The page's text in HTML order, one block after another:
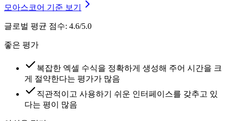
모아스코어 기준 보기
글로벌 평균 점수: 4.6/5.0
좋은 평가
복잡한 엑셀 수식을 정확하게 생성해 주어 시간을 크
게 절약한다는 평가가 많음
직관적이고 사용하기 쉬운 인터페이스를 갖추고 있
다는 평이 많음